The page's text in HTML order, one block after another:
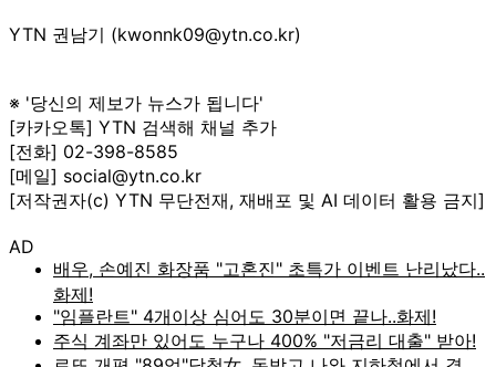
YTN 권남기 (kwonnk09@ytn.co.kr)
※ '당신의 제보가 뉴스가 됩니다'
[카카오톡] YTN 검색해 채널 추가
[전화] 02-398-8585
[메일] social@ytn.co.kr
[저작권자(c) YTN 무단전재, 재배포 및 AI 데이터 활용 금지]
AD